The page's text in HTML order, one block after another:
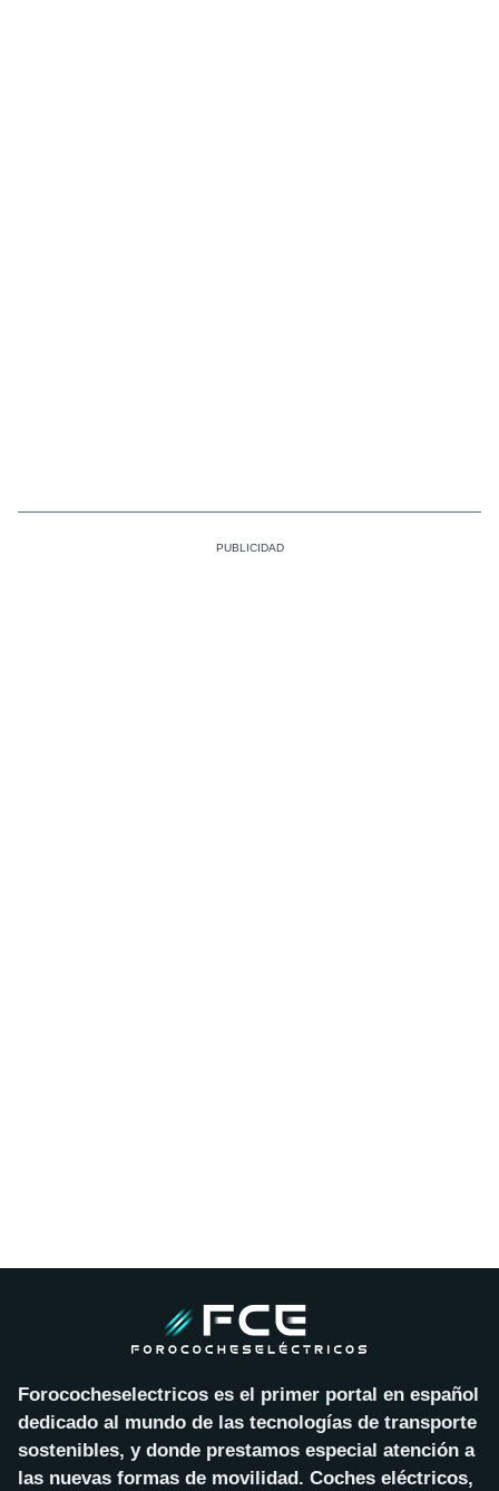
Forococheselectricos es el primer portal en español
dedicado al mundo de las tecnologías de transporte
sostenibles, y donde prestamos especial atención a
las nuevas formas de movilidad. Coches eléctricos,